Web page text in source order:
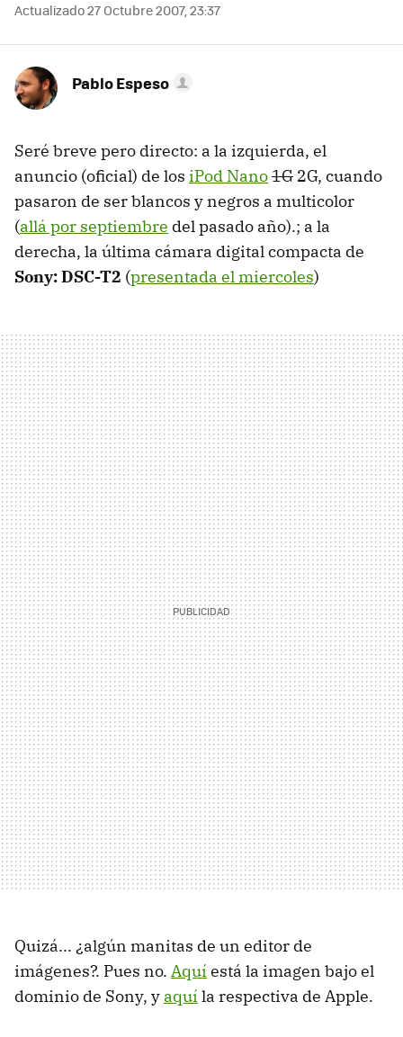
Actualizado 27 Octubre 2007, 23:37
Pablo Espeso
Seré breve pero directo: a la izquierda, el
anuncio (oficial) de los iPod Nano1G 2G, cuando
pasaron de ser blancos y negros a multicolor
(allá por septiembre del pasado año).; a la
derecha, la última cámara digital compacta de
Sony: DSC-T2 (presentada el miercoles)
Quizá... ¿algún manitas de un editor de
imágenes?. Pues no. Aquí está la imagen bajo el
dominio de Sony, y aquí la respectiva de Apple.